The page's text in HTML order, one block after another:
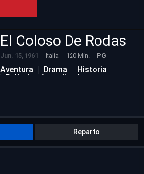
El Coloso De Rodas
Jun. 15, 1961 Italia 120 Min. PG
Aventura Drama
Historia
Películas Actualizadas
Reparto